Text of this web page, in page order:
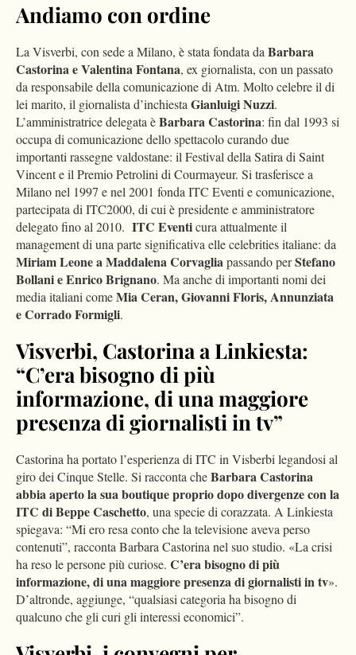
Andiamo con ordine
La Visverbi, con sede a Milano, è stata fondata daBarbara
Castorina e Valentina Fontana, ex giornalista, con un passato
da responsabile della comunicazione di Atm. Molto celebre il di
lei marito, il giornalista d’inchiestaGianluigi Nuzzi.
L’amministratrice delegata èBarbara Castorina: fin dal 1993 si
occupa di comunicazione dello spettacolo curando due
importanti rassegne valdostane: il Festival della Satira di Saint
Vincent e il Premio Petrolini di Courmayeur. Si trasferisce a
Milano nel 1997 e nel 2001 fonda ITC Eventi e comunicazione,
partecipata di ITC2000, di cui è presidente e amministratore
delegato fino al 2010. ITC Eventicura attualmente il
management di una parte significativa elle celebrities italiane: da
Miriam Leone a Maddalena Corvagliapassando perStefano
Bollani e Enrico Brignano. Ma anche di importanti nomi dei
media italiani comeMia Ceran, Giovanni Floris, Annunziata
e Corrado Formigli.
Visverbi, Castorina a Linkiesta:
“C’era bisogno di più
informazione, di una maggiore
presenza di giornalisti in tv”
Castorina ha portato l’esperienza di ITC in Visberbi legandosi al
giro dei Cinque Stelle. Si racconta cheBarbara Castorina
abbia aperto la sua boutique proprio dopo divergenze con la
ITC di Beppe Caschetto, una specie di corazzata. A Linkiesta
spiegava: “Mi ero resa conto che la televisione aveva perso
contenuti”, racconta Barbara Castorina nel suo studio. «La crisi
ha reso le persone più curiose. C’era bisogno di più
informazione, di una maggiore presenza di giornalisti in tv».
D’altronde, aggiunge, “qualsiasi categoria ha bisogno di
qualcuno che gli curi gli interessi economici”.